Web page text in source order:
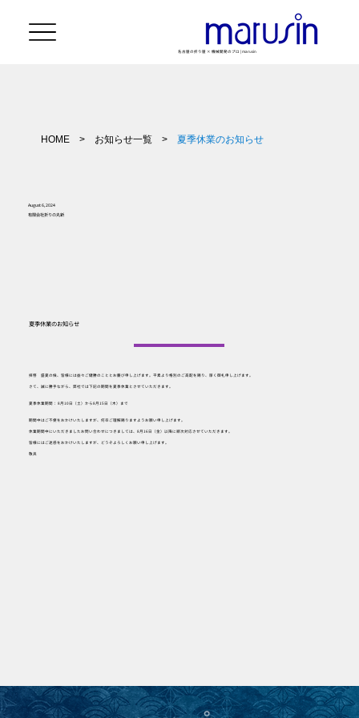
名古屋の折り屋 × 機械開発のプロ | marusin
HOME> お知らせ一覧> 夏季休業のお知らせ
August 6, 2024
有限会社折りの丸新
夏季休業のお知らせ
拝啓 盛夏の候、皆様には益々ご健勝のこととお慶び申し上げます。平素より格別のご高配を賜り、厚く御礼申し上げます。
さて、誠に勝手ながら、弊社では下記の期間を夏季休業とさせていただきます。
夏季休業期間： 8月10日（土）から8月15日（木）まで
期間中はご不便をおかけいたしますが、何卒ご理解賜りますようお願い申し上げます。
休業期間中にいただきましたお問い合わせにつきましては、8月16日（金）以降に順次対応させていただきます。
皆様にはご迷惑をおかけいたしますが、どうぞよろしくお願い申し上げます。
敬具